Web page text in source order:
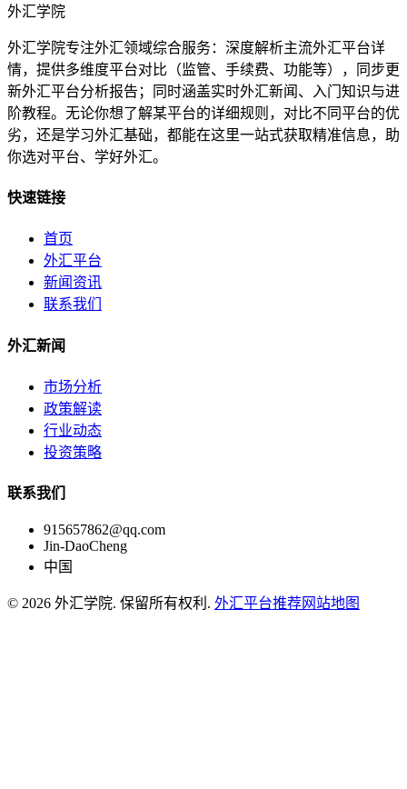
外汇学院
外汇学院专注外汇领域综合服务：深度解析主流外汇平台详
情，提供多维度平台对比（监管、手续费、功能等），同步更
新外汇平台分析报告；同时涵盖实时外汇新闻、入门知识与进
阶教程。无论你想了解某平台的详细规则，对比不同平台的优
劣，还是学习外汇基础，都能在这里一站式获取精准信息，助
你选对平台、学好外汇。
快速链接
首页
外汇平台
新闻资讯
联系我们
外汇新闻
市场分析
政策解读
行业动态
投资策略
联系我们
915657862@qq.com
Jin-DaoCheng
中国
© 2026 外汇学院. 保留所有权利. 外汇平台推荐网站地图